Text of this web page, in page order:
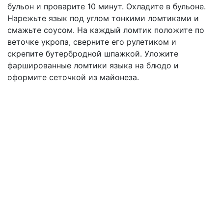
бульон и проварите 10 минут. Охладите в бульоне.
Нарежьте язык под углом тонкими ломтиками и
смажьте соусом. На каждый ломтик положите по
веточке укропа, сверните его рулетиком и
скрепите бутербродной шпажкой. Уложите
фаршированные ломтики языка на блюдо и
оформите сеточкой из майонеза.